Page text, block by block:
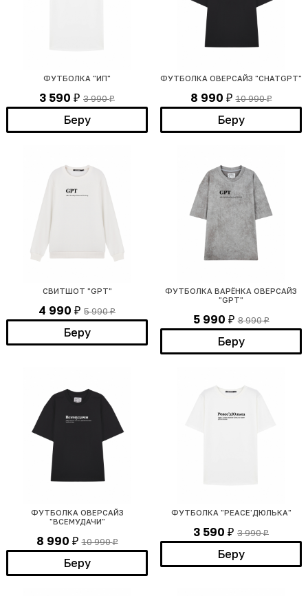
ФУТБОЛКА "ИП"
3 590 ₽ 3 990₽
Беру
ФУТБОЛКА ОВЕРСАЙЗ "CHATGPT"
8 990 ₽ 10 990₽
Беру
СВИТШОТ "GPT"
4 990 ₽ 5 990₽
Беру
ФУТБОЛКА ВАРЁНКА ОВЕРСАЙЗ
"GPT"
5 990 ₽ 8 990₽
Беру
ФУТБОЛКА ОВЕРСАЙЗ
"ВСЕМУДАЧИ"
8 990 ₽ 10 990₽
Беру
ФУТБОЛКА "PEACE'ДЮЛЬКА"
3 590 ₽ 3 990₽
Беру